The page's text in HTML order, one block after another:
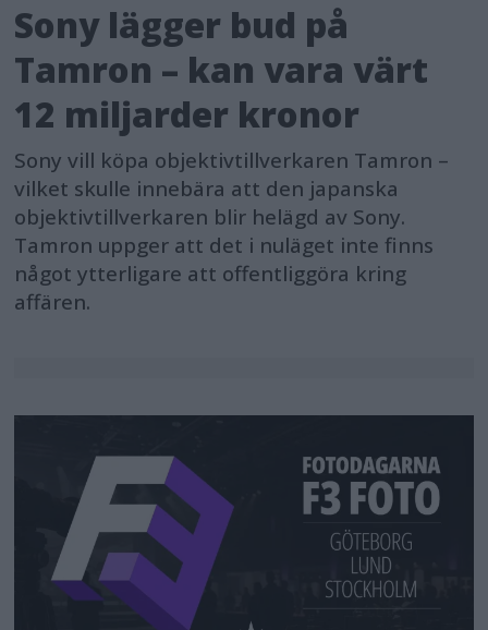
Sony lägger bud på
Tamron – kan vara värt
12 miljarder kronor
Sony vill köpa objektivtillverkaren Tamron –
vilket skulle innebära att den japanska
objektivtillverkaren blir helägd av Sony.
Tamron uppger att det i nuläget inte finns
något ytterligare att offentliggöra kring
affären.